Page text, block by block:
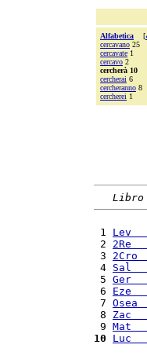
Alfabetica [
cercavano 25
cercavate 1
cercavo 2
cercherà 10
cercherai 6
cercheranno 8
cercherei 1
Libro
1 Lev
2 2Re
3 2Cro
4 Sal
5 Ger
6 Eze
7
8 Zac
9 Mat
10
Luc